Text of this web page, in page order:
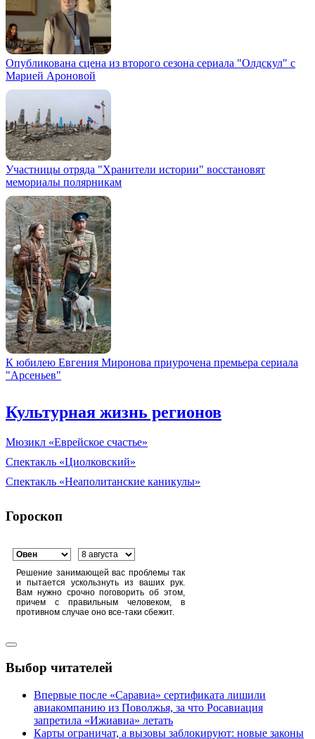
Опубликована сцена из второго сезона сериала "Олдскул" с
Марией Ароновой
Участницы отряда "Хранители истории" восстановят
мемориалы полярникам
К юбилею Евгения Миронова приурочена премьера сериала
"Арсеньев"
Культурная жизнь регионов
Мюзикл «Еврейское счастье»
Спектакль «Циолковский»
Спектакль «Неаполитанские каникулы»
Гороскоп
Решение занимающей вас проблемы так
и пытается ускользнуть из ваших рук.
Вам нужно срочно поговорить об этом,
причем с правильным человеком, в
противном случае оно все-таки сбежит.
Выбор читателей
Впервые после «Саравиа» сертификата лишили
авиакомпанию из Поволжья, за что Росавиация
запретила «Ижиавиа» летать
Карты ограничат, а вызовы заблокируют: новые законы